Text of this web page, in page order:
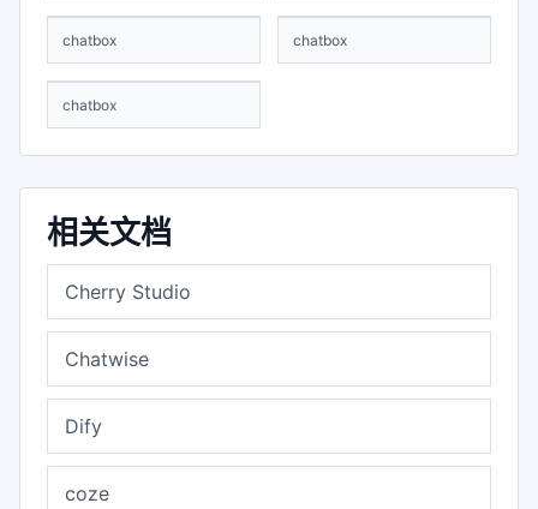
chatbox chatbox
chatbox
相关文档
Cherry Studio
Chatwise
Dify
coze